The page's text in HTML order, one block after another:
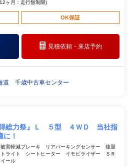
ヶ月：走行無制限)
OK保証
見積依頼・来店予約
道 千歳中古車センター
得総力祭』Ｌ ５型 ４ＷＤ 当社指
に！
害軽減ブレーキ リアパーキングセンサー 後退
ライト シートヒーター イモビライザー ＳＲ
ール